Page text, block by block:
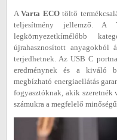
AVarta ECOtöltő
teljesítmény jellemző.
legkörnyezetkímélőbb
újrahasznosított
terjedhetnek. Az USB C
eredménynek és a kiváló
megbízható energiaellátás
fogyasztóknak, akik szeretnék
számukra a megfelelő